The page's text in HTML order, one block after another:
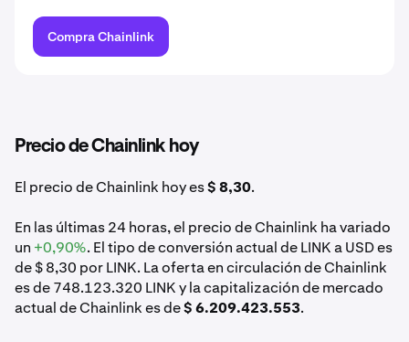
Compra Chainlink
Precio de Chainlink hoy
El precio de Chainlink hoy es$ 8,30.
En las últimas 24 horas, el precio de Chainlink ha variado
un +0,90%. El tipo de conversión actual de LINK a USD es
de $ 8,30 por LINK. La oferta en circulación de Chainlink
es de 748.123.320 LINK y la capitalización de mercado
actual de Chainlink es de$ 6.209.423.553.